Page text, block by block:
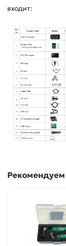
входит:
Рекомендуем